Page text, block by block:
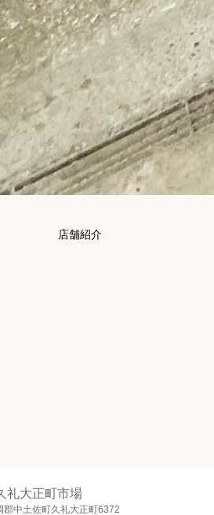
店舗紹介
礼大正町市場
郡中土佐町久礼大正町6372